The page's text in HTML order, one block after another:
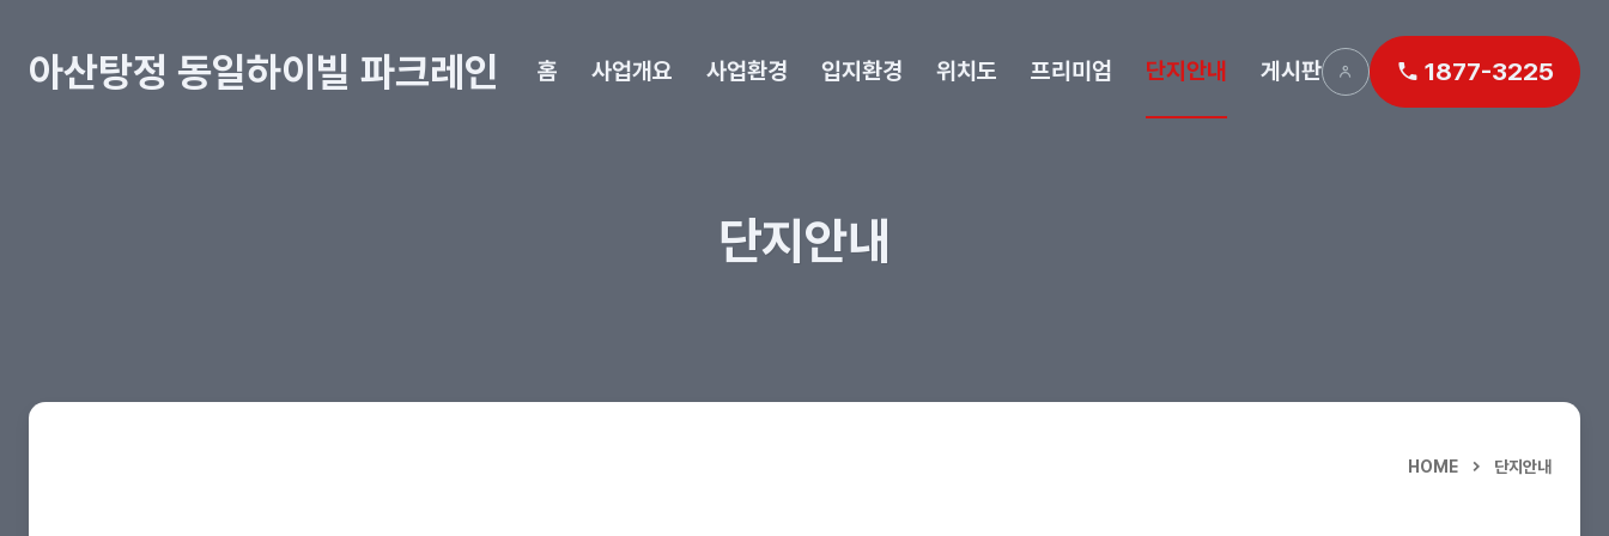
아산탕정 동일하이빌 파크레인 홈 사업개요 사업환경 입지환경 위치도 프리미엄 단지안내 게시판 1877-3225
단지안내
HOME 단지안내